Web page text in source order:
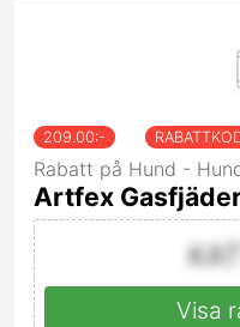
209.00:-
Rabatt på Hund -
Artfex
Visa